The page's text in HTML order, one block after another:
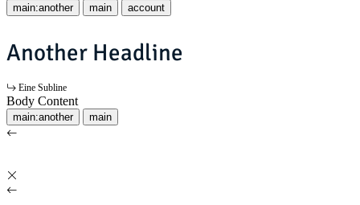
main:another main account
Another Headline
Eine Subline
Body Content
main:another main